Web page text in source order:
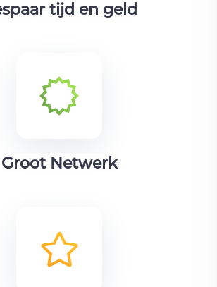
tijd en geld
Groot Netwerk